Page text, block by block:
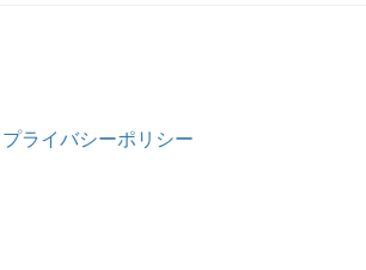
プライバシーポリシー